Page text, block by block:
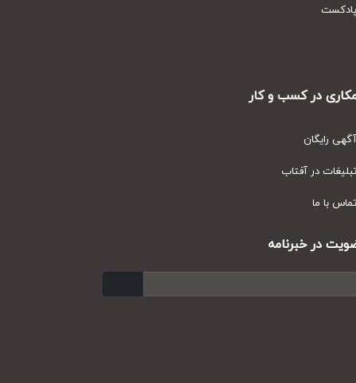
در کسب و کار
رایگان
در آفتاب
با ما
در خبرنامه